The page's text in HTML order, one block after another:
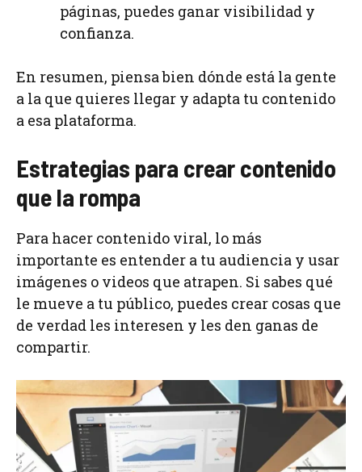
páginas, puedes ganar visibilidad y
confianza.
En resumen, piensa bien dónde está la gente
a la que quieres llegar y adapta tu contenido
a esa plataforma.
Estrategias para crear contenido
que la rompa
Para hacer contenido viral, lo más
importante es entender a tu audiencia y usar
imágenes o videos que atrapen. Si sabes qué
le mueve a tu público, puedes crear cosas que
de verdad les interesen y les den ganas de
compartir.